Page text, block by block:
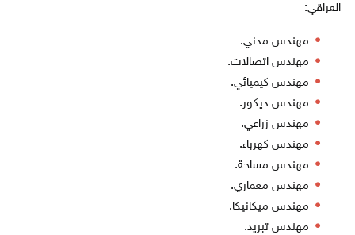
العراقي:
مهندس مدني.
مهندس اتصالات.
مهندس كيميائي.
مهندس ديكور.
مهندس زراعي.
مهندس كهرباء.
مهندس مساحة.
مهندس معماري.
مهندس ميكانيكا.
مهندس تبريد.